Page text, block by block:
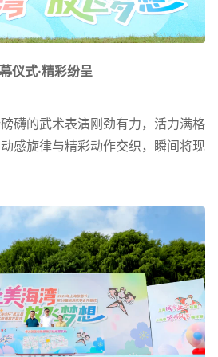
仪式·精彩纷呈
礴的武术表演刚劲有力，活力满格
感旋律与精彩动作交织，瞬间将现